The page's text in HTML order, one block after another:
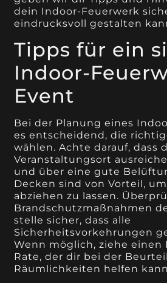
dein Indoor-Feuerwerk
eindrucksvoll gestalten
Tipps für ein
Indoor-
Event
Bei der Planung eines
es entscheidend, die
wählen. Achte darauf, dass
Veranstaltungsort
und über eine gute
Decken sind von Vorteil,
abziehen zu lassen.
Brandschutzmaßnahmen
stelle sicher, dass alle
Sicherheitsvorkehrungen
Wenn möglich, ziehe einen
Rate, der dir bei der
Räumlichkeiten helfen